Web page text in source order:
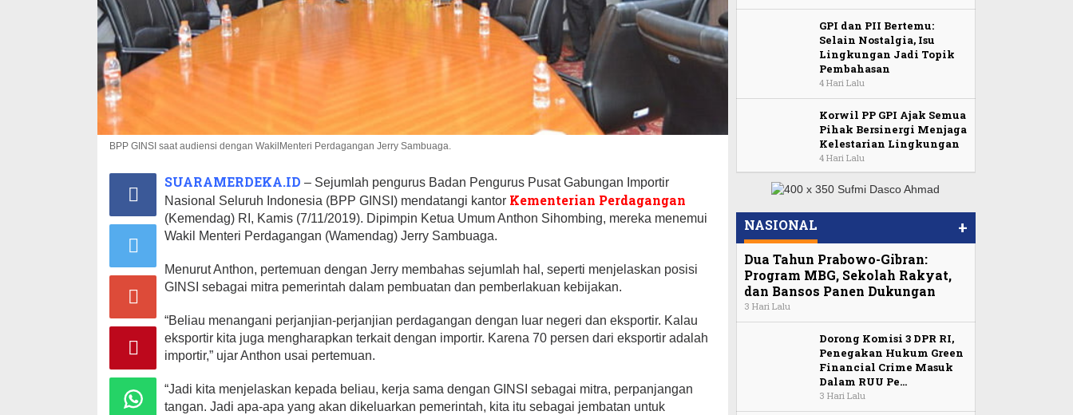
BPP GINSI saat audiensi dengan WakilMenteri Perdagangan Jerry Sambuaga.
SUARAMERDEKA.ID – Sejumlah pengurus Badan Pengurus Pusat Gabungan Importir
Nasional Seluruh Indonesia (BPP GINSI) mendatangi kantor Kementerian Perdagangan
(Kemendag) RI, Kamis (7/11/2019). Dipimpin Ketua Umum Anthon Sihombing, mereka menemui
Wakil Menteri Perdagangan (Wamendag) Jerry Sambuaga.
Menurut Anthon, pertemuan dengan Jerry membahas sejumlah hal, seperti menjelaskan posisi
GINSI sebagai mitra pemerintah dalam pembuatan dan pemberlakuan kebijakan.
“Beliau menangani perjanjian-perjanjian perdagangan dengan luar negeri dan eksportir. Kalau
eksportir kita juga mengharapkan terkait dengan importir. Karena 70 persen dari eksportir adalah
importir,” ujar Anthon usai pertemuan.
“Jadi kita menjelaskan kepada beliau, kerja sama dengan GINSI sebagai mitra, perpanjangan
tangan. Jadi apa-apa yang akan dikeluarkan pemerintah, kita itu sebagai jembatan untuk
GPI dan PII Bertemu:
Selain Nostalgia, Isu
Lingkungan Jadi Topik
Pembahasan
4 Hari Lalu
Korwil PP GPI Ajak Semua
Pihak Bersinergi Menjaga
Kelestarian Lingkungan
4 Hari Lalu
NASIONAL +
Dua Tahun Prabowo-Gibran:
Program MBG, Sekolah Rakyat,
dan Bansos Panen Dukungan
3 Hari Lalu
Dorong Komisi 3 DPR RI,
Penegakan Hukum Green
Financial Crime Masuk
Dalam RUU Pe…
3 Hari Lalu